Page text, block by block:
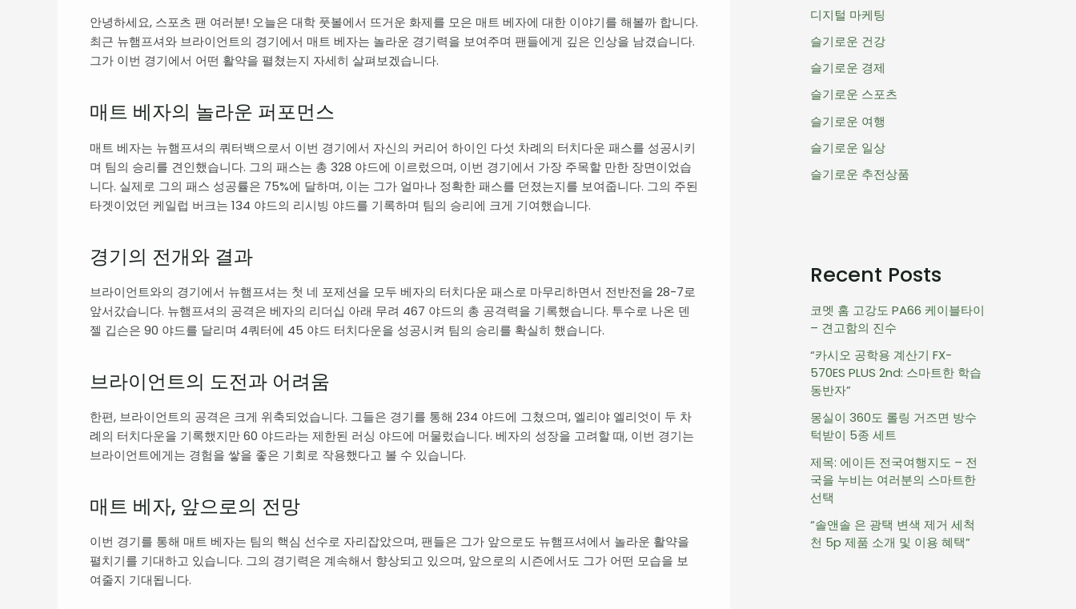
안녕하세요, 스포츠 팬 여러분! 오늘은 대학 풋볼에서 뜨거운 화제를 모은 매트 베자에 대한 이야기를 해볼까 합니다.
최근 뉴햄프셔와 브라이언트의 경기에서 매트 베자는 놀라운 경기력을 보여주며 팬들에게 깊은 인상을 남겼습니다.
그가 이번 경기에서 어떤 활약을 펼쳤는지 자세히 살펴보겠습니다.
매트 베자의 놀라운 퍼포먼스
매트 베자는 뉴햄프셔의 쿼터백으로서 이번 경기에서 자신의 커리어 하이인 다섯 차례의 터치다운 패스를 성공시키
며 팀의 승리를 견인했습니다. 그의 패스는 총 328 야드에 이르렀으며, 이번 경기에서 가장 주목할 만한 장면이었습
니다. 실제로 그의 패스 성공률은 75%에 달하며, 이는 그가 얼마나 정확한 패스를 던졌는지를 보여줍니다. 그의 주된
타겟이었던 케일럽 버크는 134 야드의 리시빙 야드를 기록하며 팀의 승리에 크게 기여했습니다.
경기의 전개와 결과
브라이언트와의 경기에서 뉴햄프셔는 첫 네 포제션을 모두 베자의 터치다운 패스로 마무리하면서 전반전을 28-7로
앞서갔습니다. 뉴햄프셔의 공격은 베자의 리더십 아래 무려 467 야드의 총 공격력을 기록했습니다. 투수로 나온 덴
젤 깁슨은 90 야드를 달리며 4쿼터에 45 야드 터치다운을 성공시켜 팀의 승리를 확실히 했습니다.
브라이언트의 도전과 어려움
한편, 브라이언트의 공격은 크게 위축되었습니다. 그들은 경기를 통해 234 야드에 그쳤으며, 엘리야 엘리엇이 두 차
례의 터치다운을 기록했지만 60 야드라는 제한된 러싱 야드에 머물렀습니다. 베자의 성장을 고려할 때, 이번 경기는
브라이언트에게는 경험을 쌓을 좋은 기회로 작용했다고 볼 수 있습니다.
매트 베자, 앞으로의 전망
이번 경기를 통해 매트 베자는 팀의 핵심 선수로 자리잡았으며, 팬들은 그가 앞으로도 뉴햄프셔에서 놀라운 활약을
펼치기를 기대하고 있습니다. 그의 경기력은 계속해서 향상되고 있으며, 앞으로의 시즌에서도 그가 어떤 모습을 보
여줄지 기대됩니다.
디지털 마케팅
슬기로운 건강
슬기로운 경제
슬기로운 스포츠
슬기로운 여행
슬기로운 일상
슬기로운 추전상품
Recent Posts
코멧 홈 고강도 PA66 케이블타이
– 견고함의 진수
“카시오 공학용 계산기 FX-
570ES PLUS 2nd: 스마트한 학습
동반자”
몽실이 360도 롤링 거즈면 방수
턱받이 5종 세트
제목: 에이든 전국여행지도 – 전
국을 누비는 여러분의 스마트한
선택
“솔앤솔 은 광택 변색 제거 세척
천 5p 제품 소개 및 이용 혜택”